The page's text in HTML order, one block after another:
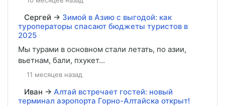
Сергей → Зимой в Азию с выгодой: как
туроператоры спасают бюджеты туристов в
2025
Мы турами в основном стали летать, по азии,
вьетнам, бали, пхукет...
11 месяцев назад
Иван → Алтай встречает гостей: новый
терминал аэропорта Горно-Алтайска открыт!